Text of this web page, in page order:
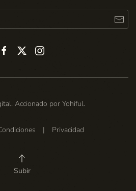
Accionado por Yohiful.
| Privacidad
Subir